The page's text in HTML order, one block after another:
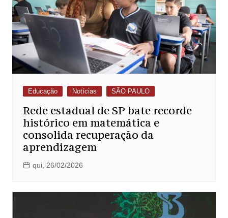
Educação Notícias SÃO PAULO
Rede estadual de SP bate recorde
histórico em matemática e
consolida recuperação da
aprendizagem
qui, 26/02/2026